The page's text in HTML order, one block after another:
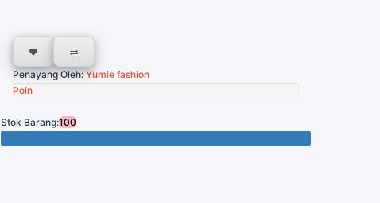
Penayang Oleh:Yumie fashion
Poin
Stok Barang:100